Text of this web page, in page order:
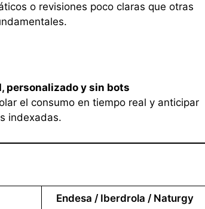
o revisiones poco claras que otras
personalizado y sin bots
el consumo en tiempo real y anticipar
indexadas.
Endesa / Iberdrola / Naturgy